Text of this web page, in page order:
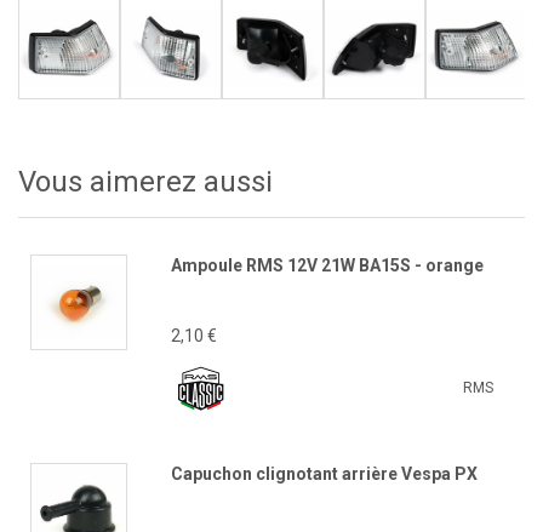
Vous aimerez aussi
Ampoule RMS 12V 21W BA15S - orange
2,10 €
RMS
Capuchon clignotant arrière Vespa PX